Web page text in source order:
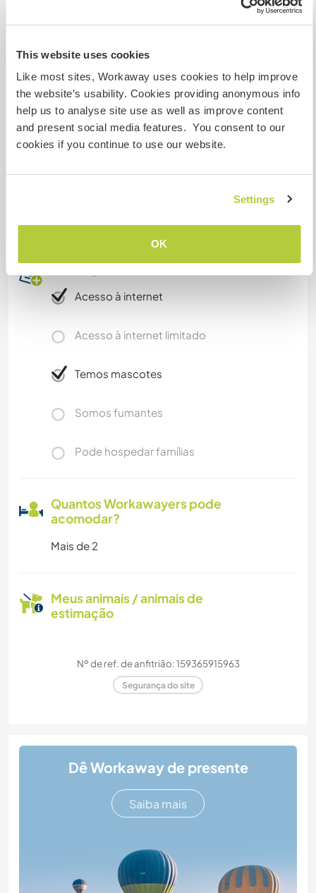
This website uses cookies
Like most sites, Workaway uses cookies to help improve
the website’s usability. Cookies providing anonymous info
help us to analyse site use as well as improve content
and present social media features. You consent to our
cookies if you continue to use our website.
Settings
OK
Este anfitrião indicou que tem interesse em
compartilhar seu idioma ou em aprender um
Entre em contato com ele para obter mais
informações.
Acomodação
family..kids are very easy too live with..and I am a
Acesso à internet
Acesso à internet limitado
Temos mascotes
Somos fumantes
Pode hospedar famílias
Quantos Workawayers pode
acomodar?
Mais de 2
Meus animais / animais de
estimação
Nº de ref. de anfitrião: 159365915963
Segurança do site
Dê Workaway de presente
Saiba mais